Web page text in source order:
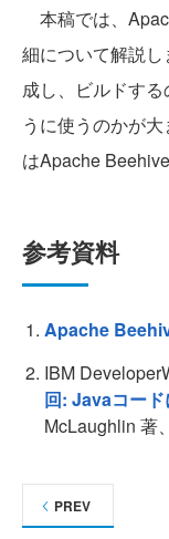
本稿では、
細について解説
成し、ビルドす
うに使うのかが
はApache
参考資料
Apache
IBM
回: Javaコー
McLaughlin 著
PREV